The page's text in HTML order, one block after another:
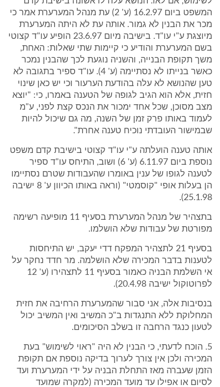
המשפט ביום 16.2.97 (ע' 2) עת מנהל המערערת אמר כי
מכר את הבנין לא גמור. אותה עת לא היתה המערערת
מיוצגת ע"י עו"ד. בישיבה מיום 23.6.97 הופיע עו"ד קצוטי
בשם המערערת והודיע כי קיימות שתי שאלות: האחת,
משך תקופת הבנייה, והשניה נוגעת לכך שהבנין נמכר
כאשר בנייתו לא נסתיימה (ע' 4). עו"ד ספיר בתגובה לא
טען שהנושא לא עלה בהודעת הערעור וכי יש כאן שינוי
חזית, אלא הוא הגיב לגופה של הטענה באמרו, כי: "יוצא
מצב מסוכן, שכל אחד ימכור את הנכס קצת לפני, ע"מ
לעמוד באותו פרק זמן של השנה, מה גם שיכול להיות
שבמישור העובדתי נוכיח טענה אחרת".
אותה טענה הועלתה ע"י עו"ד קצוטי בישיבת קדם משפט
נוספת ביום 6.11.97 (ע' 6) ושוב, התיחס עו"ד ספיר
לטענה לגופו של ענין באומרו שהעבודות שטרם נסתיימו
הן בעלות אופי "קוסמטי" (וראה באותו הכיוון ע' 8 ישיבה
25.1.98).
בתצהיר של מנהל המערערת בסעיף 11 מופיעה רשימה
מפורטת של עבודות שלא הושלמו.
בסעיף 21 לתצהיר המפקח דדי יעקב, יש התיחסות
לטענות בדבר המכירה שלא הושלמה. מר חדד נחקר על
אי השלמת הבניה כאמור בסעיף 11 לתצהירו (ע' 12
לפרוטוקול ישיבה 20.4.98).
בנסיבות אלה, אני סבור שהמערערת הרחיבה את חזית
המחלוקת ללא התנגדות ב"כ המשיב ואין המשיב יכול
לטעון כנגד הרחבה זו בשלב הסיכומים.
5. הוכח לדעתי, כי הבנין לא היה "ראוי לשימוש" בעת
המכירה ולכן אין צורך לערוך בדיקה נוספת אם תקופת
הזמן שעברה מאז התחלת הבניה על ידי המערערת ועד
לסיום או אפילו עד מועד המכירה (למקרה שמועד